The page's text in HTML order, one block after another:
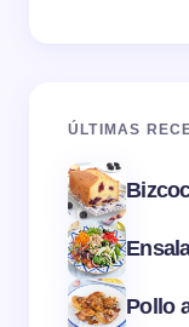
ÚLTIMAS
Pollo